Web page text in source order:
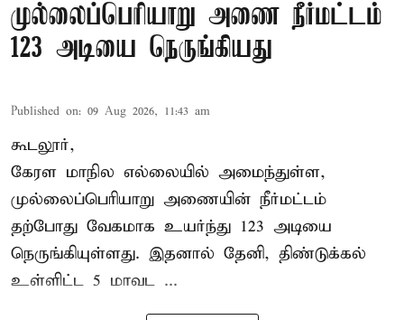
முல்லைப்பெரியாறு அணை நீர்மட்டம்
123 அடியை நெருங்கியது
Published on: 09 Aug 2026, 11:43 am
கூடலூர்,
கேரள மாநில எல்லையில் அமைந்துள்ள,
முல்லைப்பெரியாறு அணையின் நீர்மட்டம்
தற்போது வேகமாக உயர்ந்து 123 அடியை
நெருங்கியுள்ளது. இதனால் தேனி, திண்டுக்கல்
உள்ளிட்ட 5 மாவட ...